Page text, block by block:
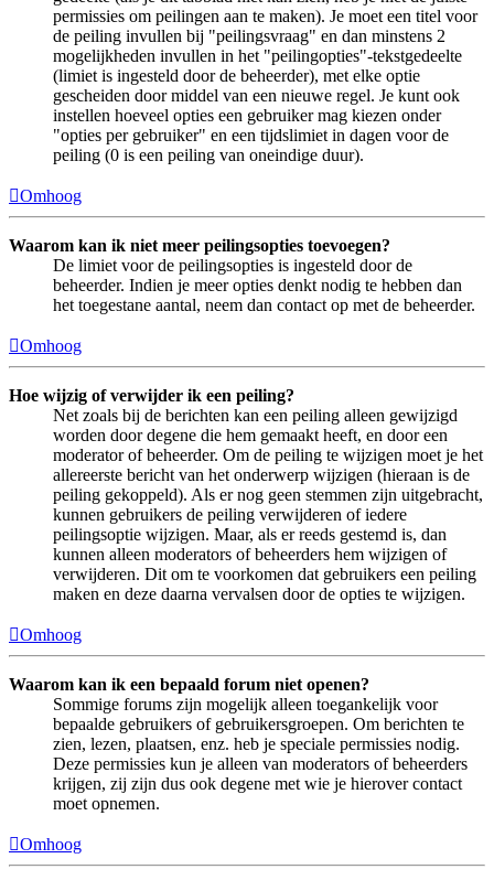
permissies om peilingen aan te maken). Je moet een titel voor
de peiling invullen bij "peilingsvraag" en dan minstens 2
mogelijkheden invullen in het "peilingopties"-tekstgedeelte
(limiet is ingesteld door de beheerder), met elke optie
gescheiden door middel van een nieuwe regel. Je kunt ook
instellen hoeveel opties een gebruiker mag kiezen onder
"opties per gebruiker" en een tijdslimiet in dagen voor de
peiling (0 is een peiling van oneindige duur).
Omhoog
Waarom kan ik niet meer peilingsopties toevoegen?
De limiet voor de peilingsopties is ingesteld door de
beheerder. Indien je meer opties denkt nodig te hebben dan
het toegestane aantal, neem dan contact op met de beheerder.
Omhoog
Hoe wijzig of verwijder ik een peiling?
Net zoals bij de berichten kan een peiling alleen gewijzigd
worden door degene die hem gemaakt heeft, en door een
moderator of beheerder. Om de peiling te wijzigen moet je het
allereerste bericht van het onderwerp wijzigen (hieraan is de
peiling gekoppeld). Als er nog geen stemmen zijn uitgebracht,
kunnen gebruikers de peiling verwijderen of iedere
peilingsoptie wijzigen. Maar, als er reeds gestemd is, dan
kunnen alleen moderators of beheerders hem wijzigen of
verwijderen. Dit om te voorkomen dat gebruikers een peiling
maken en deze daarna vervalsen door de opties te wijzigen.
Omhoog
Waarom kan ik een bepaald forum niet openen?
Sommige forums zijn mogelijk alleen toegankelijk voor
bepaalde gebruikers of gebruikersgroepen. Om berichten te
zien, lezen, plaatsen, enz. heb je speciale permissies nodig.
Deze permissies kun je alleen van moderators of beheerders
krijgen, zij zijn dus ook degene met wie je hierover contact
moet opnemen.
Omhoog